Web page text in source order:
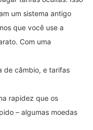
um sistema antigo
que você use a
Com uma
de câmbio, e tarifas
rapidez que os
– algumas moedas